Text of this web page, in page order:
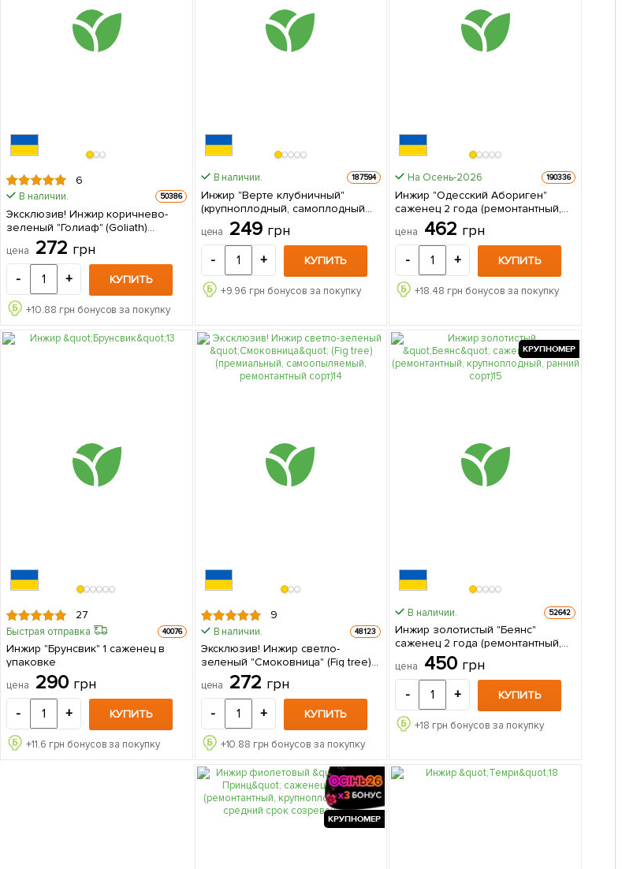
6
В наличии. 50386
Эксклюзив! Инжир коричнево-
зеленый "Голиаф" (Goliath)
(премиальный, крупноплодный,
морозостойкий) 1 саженец в
упаковке
цена 272 грн
- + КУПИТЬ
+10.88 грн бонусов за покупку
В наличии. 187594
Инжир "Верте клубничный"
(крупноплодный, самоплодный
сорт) 1 саженец в упаковке
цена 249 грн
- + КУПИТЬ
+9.96 грн бонусов за покупку
На Осень-2026 190336
Инжир "Одесский Абориген"
саженец 2 года (ремонтантный,
крупноплодный сорт, средний
срок созревания) 1 саженец в
упаковке
цена 462 грн
- + КУПИТЬ
+18.48 грн бонусов за покупку
27
Быстрая отправка 40076
Инжир "Брунсвик" 1 саженец в
упаковке
цена 290 грн
- + КУПИТЬ
+11.6 грн бонусов за покупку
9
В наличии. 48123
Эксклюзив! Инжир светло-
зеленый "Смоковница" (Fig tree)
(премиальный, самоопыляемый,
ремонтантный сорт) 1 саженец в
упаковке
цена 272 грн
- + КУПИТЬ
+10.88 грн бонусов за покупку
КРУПНОМЕР
В наличии. 52642
Инжир золотистый "Беянс"
саженец 2 года (ремонтантный,
крупноплодный, ранний сорт) 1
саженец в упаковке
цена 450 грн
- + КУПИТЬ
+18 грн бонусов за покупку
КРУПНОМЕР